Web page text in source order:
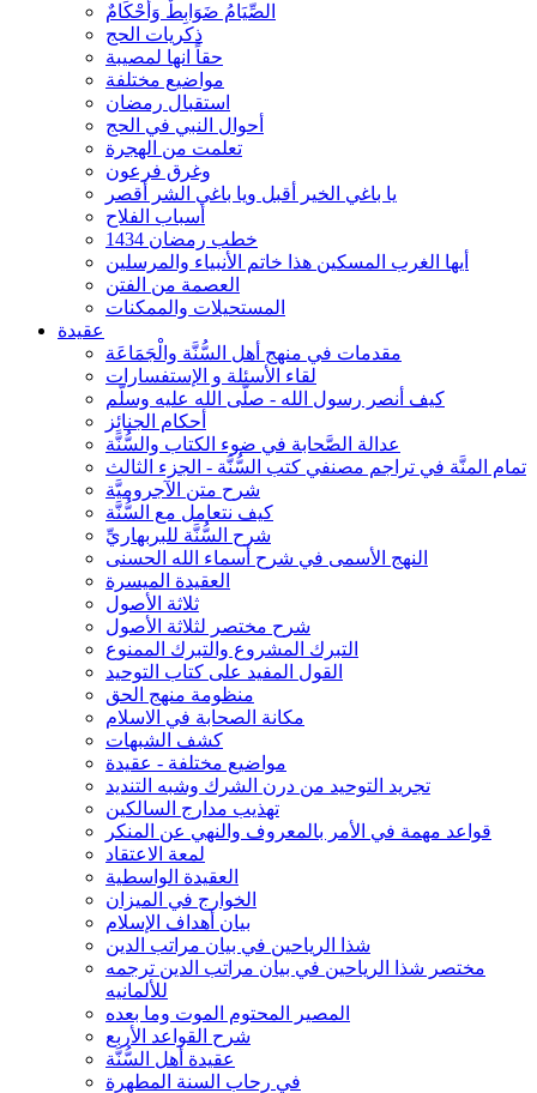
الصِّيَامُ ضَوَابِطٌ وَأحْكَامٌ
ذكريات الحج
حقاً انها لمصيبة
مواضيع مختلفة
استقبال رمضان
أحوال النبي في الحج
تعلمت من الهجرة
وغرق فرعون
يا باغي الخير أقبل ويا باغي الشر أقصر
أسباب الفلاح
خطب رمضان 1434
أيها الغرب المسكين هذا خاتم الأنبياء والمرسلين
العصمة من الفتن
المستحيلات والممكنات
عقيدة
مقدمات في منهج أهل السُّنَّة والْجَمَاعَة
لقاء الأسئلة و الإستفسارات
كيف أنصر رسول الله - صلّى الله عليه وسلّم
أحكام الجنائِز
عدالة الصَّحابة في ضوء الكتاب والسُّنَّة
تمام المنَّة في تراجم مصنفي كتب السُّنَّة - الجزء الثالث
شرح متن الآجروميَّة
كيف نتعامل مع السُّنَّة
شرح السُّنَّة للبربهاريِّ
النهج الأسمى في شرح أسماء الله الحسنى
العقيدة الميسرة
ثلاثة الأصول
شرح مختصر لثلاثة الأصول
التبرك المشروع والتبرك الممنوع
القول المفيد على كتاب التوحيد
منظومة منهج الحق
مكانة الصحابة في الاسلام
كشف الشبهات
مواضيع مختلفة - عقيدة
تجريد التوحيد من درن الشرك وشبه التنديد
تهذيب مدارج السالكين
قواعد مهمة في الأمر بالمعروف والنهي عن المنكر
لمعة الاعتقاد
العقيدة الواسطية
الخوارج في الميزان
بيان أهداف الإسلام
شذا الرياحين في بيان مراتب الدين
مختصر شذا الرياحين في بيان مراتب الدين ترجمه
للألمانيه
المصير المحتوم الموت وما بعده
شرح القواعد الأربع
عقيدة أهل السُّنَّة
في رحاب السنة المطهرة